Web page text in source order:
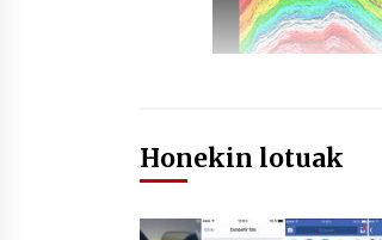
Honekin lotuak